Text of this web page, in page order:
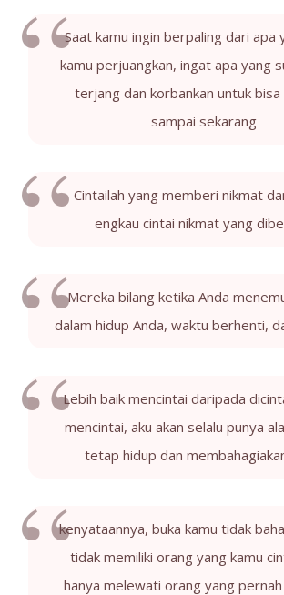
Saat kamu ingin berpaling dari apa
kamu perjuangkan, ingat apa yang
terjang dan korbankan untuk bisa
sampai sekarang
Cintailah yang memberi nikmat
engkau cintai nikmat yang
Mereka bilang ketika Anda
dalam hidup Anda, waktu berhenti,
Lebih baik mencintai daripada
mencintai, aku akan selalu punya
tetap hidup dan
kenyataannya, buka kamu tidak
tidak memiliki orang yang kamu
hanya melewati orang yang